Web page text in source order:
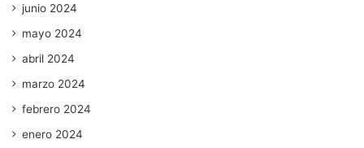
junio 2024
mayo 2024
abril 2024
marzo 2024
febrero 2024
enero 2024